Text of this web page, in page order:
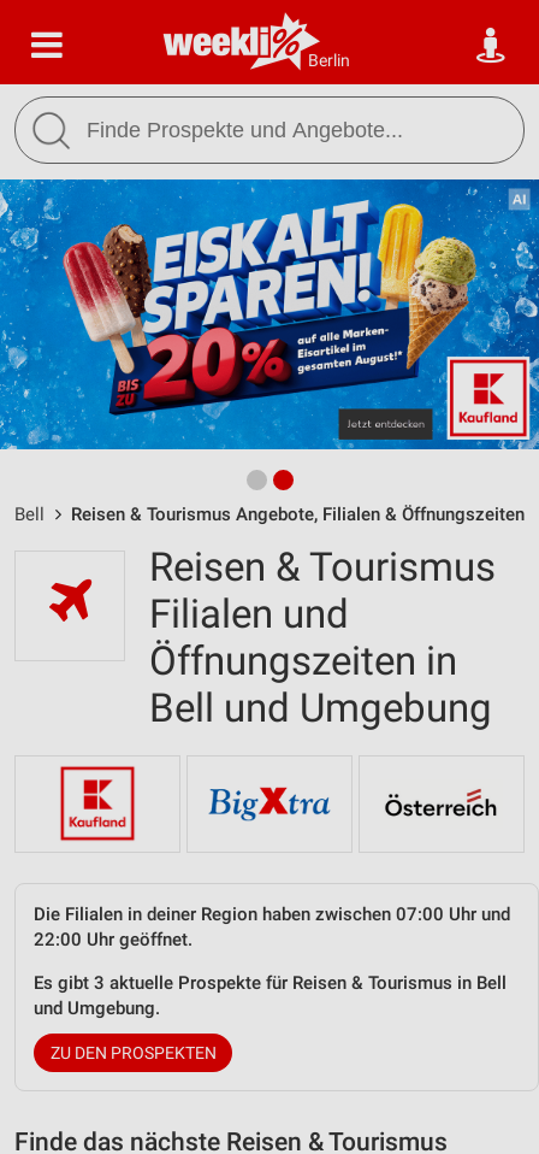
Berlin
Bell Reisen & Tourismus Angebote, Filialen & Öffnungszeiten
Reisen & Tourismus
Filialen und
Öffnungszeiten in
Bell und Umgebung
Die Filialen in deiner Region haben zwischen 07:00 Uhr und
22:00 Uhr geöffnet.
Es gibt 3 aktuelle Prospekte für Reisen & Tourismus in Bell
und Umgebung.
ZU DEN PROSPEKTEN
Finde das nächste Reisen & Tourismus